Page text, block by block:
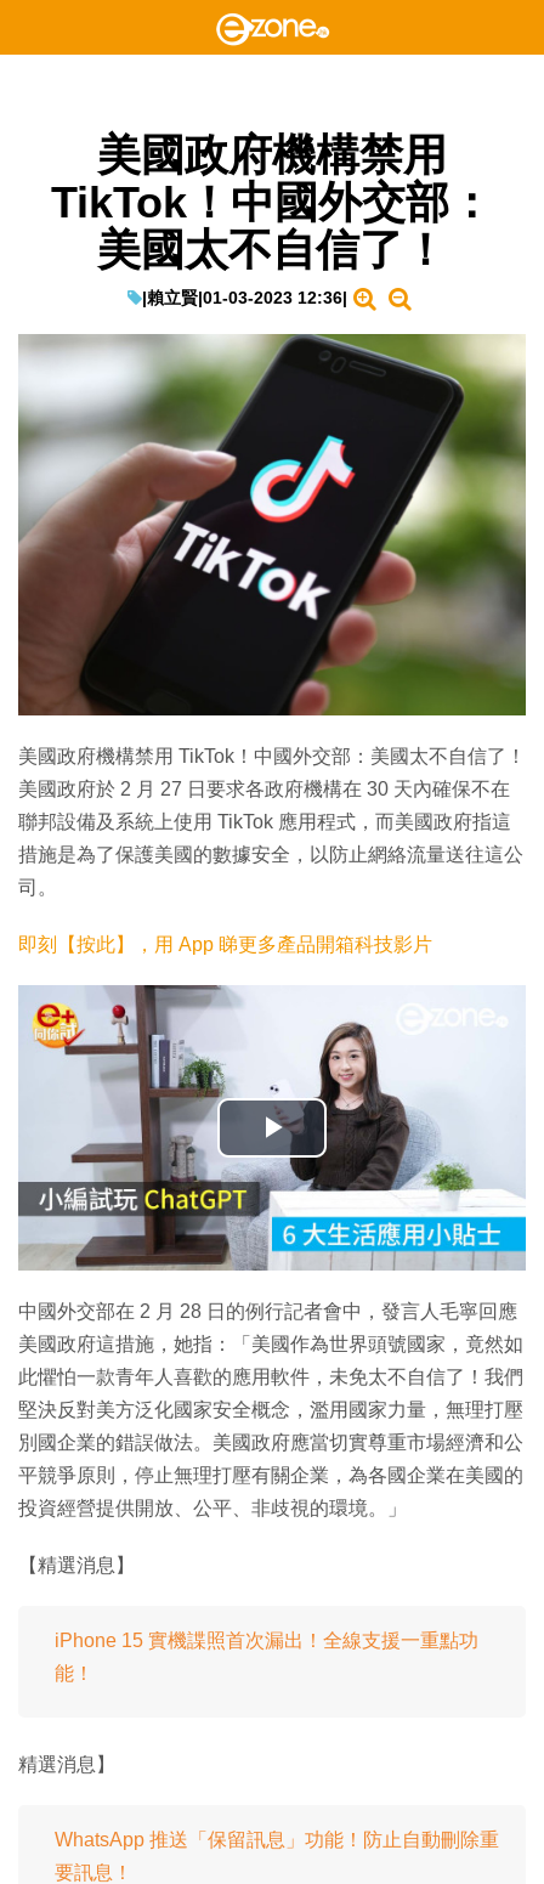
美國政府機構禁用
TikTok！中國外交部：
美國太不自信了！
|賴立賢|01-03-2023 12:36|
美國政府機構禁用 TikTok！中國外交部：美國太不自信了！
美國政府於 2 月 27 日要求各政府機構在 30 天內確保不在
聯邦設備及系統上使用 TikTok 應用程式，而美國政府指這
措施是為了保護美國的數據安全，以防止網絡流量送往這公
司。
即刻【按此】，用 App 睇更多產品開箱科技影片
播
放
影
片
中國外交部在 2 月 28 日的例行記者會中，發言人毛寧回應
美國政府這措施，她指：「美國作為世界頭號國家，竟然如
此懼怕一款青年人喜歡的應用軟件，未免太不自信了！我們
堅決反對美方泛化國家安全概念，濫用國家力量，無理打壓
別國企業的錯誤做法。美國政府應當切實尊重市場經濟和公
平競爭原則，停止無理打壓有關企業，為各國企業在美國的
投資經營提供開放、公平、非歧視的環境。」
【精選消息】
iPhone 15 實機諜照首次漏出！全線支援一重點功
能！
精選消息】
WhatsApp 推送「保留訊息」功能！防止自動刪除重
要訊息！